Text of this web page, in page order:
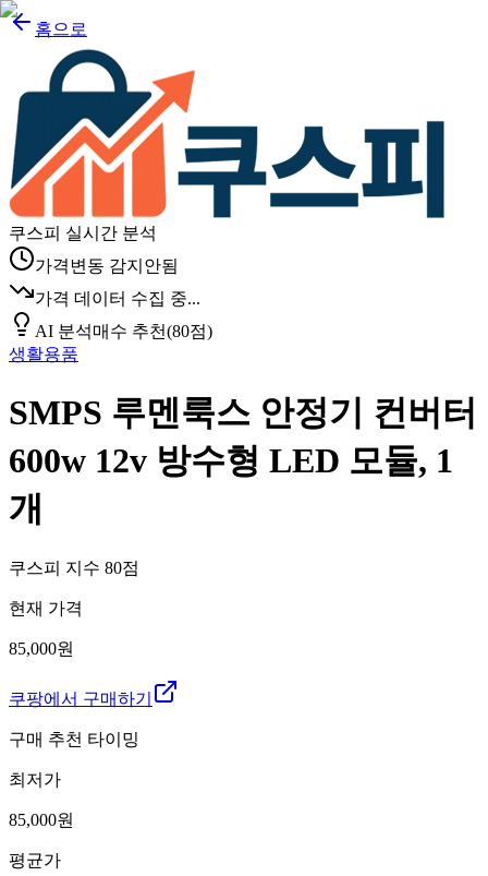
홈으로
쿠스피 실시간 분석
가격변동 감지안됨
가격 데이터 수집 중...
AI 분석매수 추천(80점)
생활용품
SMPS 루멘룩스 안정기 컨버터
600w 12v 방수형 LED 모듈, 1
개
쿠스피 지수 80점
현재 가격
85,000원
쿠팡에서 구매하기
구매 추천 타이밍
최저가
85,000원
평균가